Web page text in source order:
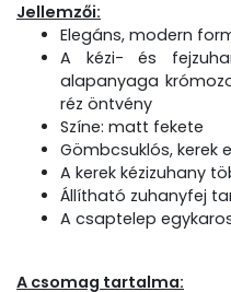
Jellemzői:
Elegáns, modern
A kézi- és
alapanyaga
réz öntvény
Színe: matt fekete
Gömbcsuklós, kerek
A kerek kézizuhany
Állítható zuhanyfej
A csaptelep
A csomag tartalma: